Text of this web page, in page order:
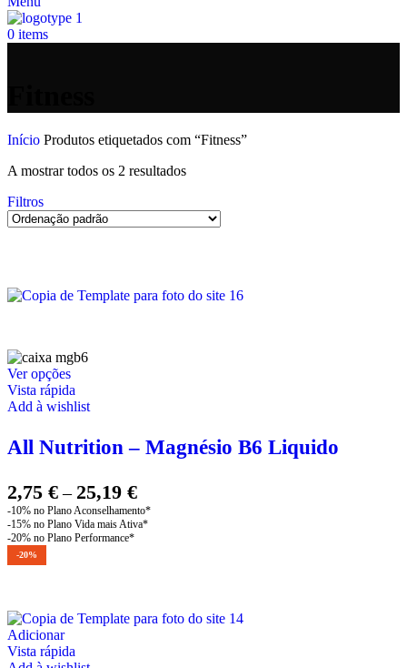
0 items
Início Produtos etiquetados com “Fitness”
A mostrar todos os 2 resultados
Filtros
Ver opçõesThis
product
has
variants.
The
may
be
chosen
on
Vista rápida
Add à wishlist
All Nutrition – Magnésio B6 Liquido
2,75 € – 25,19 €Price
range:
2,75 €
-20%
Adicionar
Vista rápida